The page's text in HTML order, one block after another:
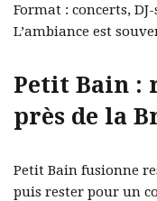
Format : concerts,
L’ambiance est
Petit Bain :
près de la
Petit Bain fusionne
puis rester pour un